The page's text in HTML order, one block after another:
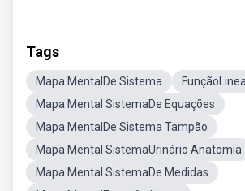
Tags
Mapa MentalDe Sistema
Mapa Mental SistemaDe Equações
Mapa MentalDe Sistema Tampão
Mapa Mental SistemaUrinário Anatomia
Mapa Mental SistemaDe Medidas